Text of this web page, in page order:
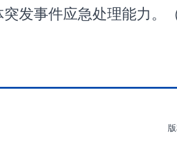
发事件应急处理能力。